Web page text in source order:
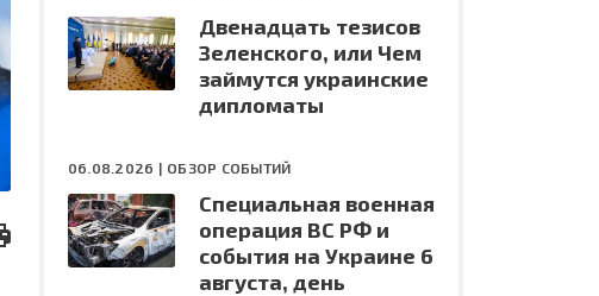
Двенадцать тезисов
Зеленского, или Чем
займутся украинские
дипломаты
06.08.2026 | ОБЗОР СОБЫТИЙ
Специальная военная
операция ВС РФ и
события на Украине 6
августа, день